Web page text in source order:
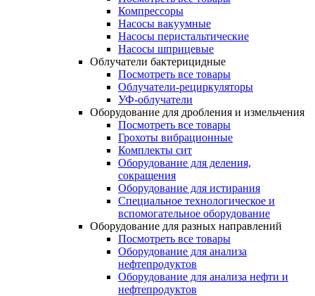
Компрессоры
Насосы вакуумные
Насосы перистальтические
Насосы шприцевые
Облучатели бактерицидные
Посмотреть все товары
Облучатели-рециркуляторы
УФ-облучатели
Оборудование для дробления и измельчения
Посмотреть все товары
Грохоты вибрационные
Комплекты сит
Оборудование для деления,
сокращения
Оборудование для истирания
Специальное технологическое и
вспомогательное оборудование
Оборудование для разных направлений
Посмотреть все товары
Оборудование для анализа
нефтепродуктов
Оборудование для анализа нефти и
нефтепродуктов